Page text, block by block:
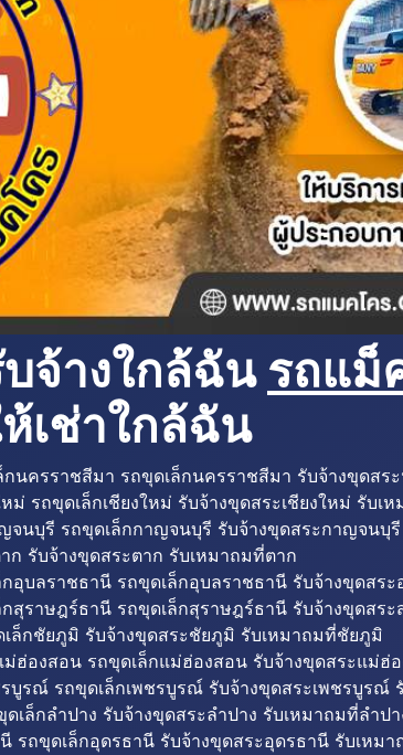
จ้างใกล้ฉัน รถแม็
เช่าใกล้ฉัน
นครราชสีมา รถขุดเล็กนครราชสีมา รับจ้างขุดส
ม่ รถขุดเล็กเชียงใหม่ รับจ้างขุดสระเชียงใหม่ รับเ
นบุรี รถขุดเล็กกาญจนบุรี รับจ้างขุดสระกาญจนบุ
ก รับจ้างขุดสระตาก รับเหมาถมที่ตาก
อุบลราชธานี รถขุดเล็กอุบลราชธานี รับจ้างขุดสร
สุราษฎร์ธานี รถขุดเล็กสุราษฎร์ธานี รับจ้างขุดสร
ล็กชัยภูมิ รับจ้างขุดสระชัยภูมิ รับเหมาถมที่ชัยภูมิ
ฮ่องสอน รถขุดเล็กแม่ฮ่องสอน รับจ้างขุดสระแม่ฮ่
บูรณ์ รถขุดเล็กเพชรบูรณ์ รับจ้างขุดสระเพชรบูรณ์
เล็กลำปาง รับจ้างขุดสระลำปาง รับเหมาถมที่ลำปา
รถขุดเล็กอุดรธานี รับจ้างขุดสระอุดรธานี รับเหม